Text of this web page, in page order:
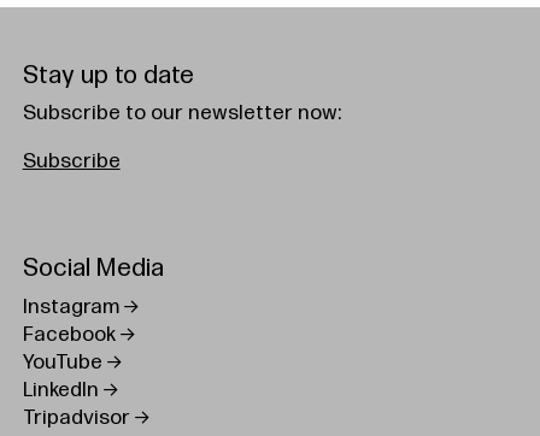
Stay up to date
Subscribe to our newsletter now:
Subscribe
Social Media
Instagram
Facebook
YouTube
LinkedIn
Tripadvisor